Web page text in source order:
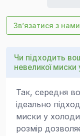
Зв’язатися з
Чи підходить
невеликої
Так, середня
ідеально
миски у
розмір